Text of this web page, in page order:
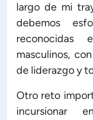
largo de mi
debemos
reconocidas
masculinos,
de liderazgo y
Otro reto
incursionar